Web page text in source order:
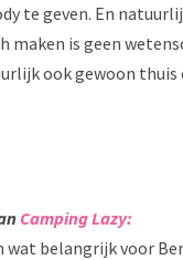
te geven. En
is geen
ook gewoon thuis
Camping Lazy:
wat belangrijk voor